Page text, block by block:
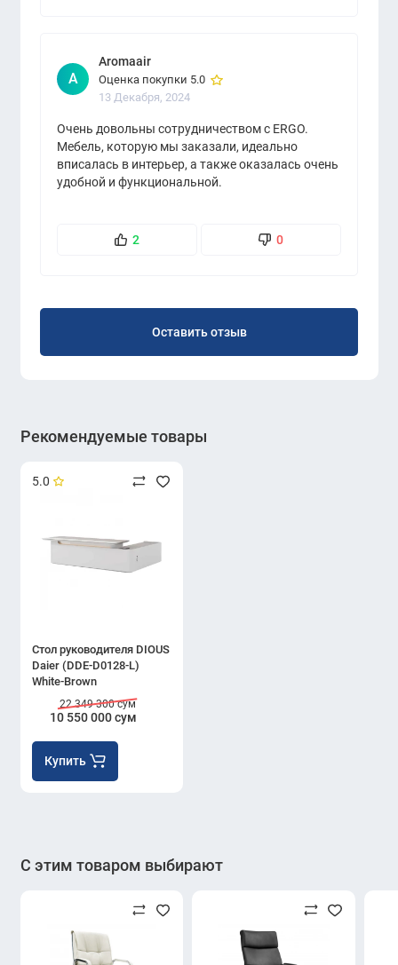
A
Aromaair
Оценка покупки 5.0
13 Декабря, 2024
Очень довольны сотрудничеством с ERGO.
Мебель, которую мы заказали, идеально
вписалась в интерьер, а также оказалась очень
удобной и функциональной.
2
0
Оставить отзыв
Рекомендуемые товары
5.0
Стол руководителя DIOUS
Daier (DDE-D0128-L)
White-Brown
10 550 000 сум
22 349 300 сум
Купить
С этим товаром выбирают